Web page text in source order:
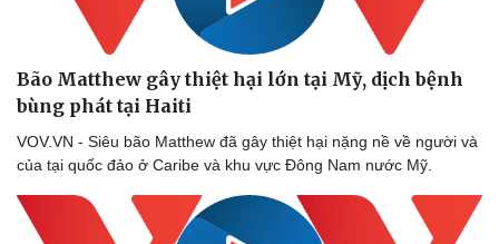
Bão Matthew gây thiệt hại lớn tại Mỹ, dịch bệnh
bùng phát tại Haiti
VOV.VN - Siêu bão Matthew đã gây thiệt hại nặng nề về người và
của tại quốc đảo ở Caribe và khu vực Đông Nam nước Mỹ.